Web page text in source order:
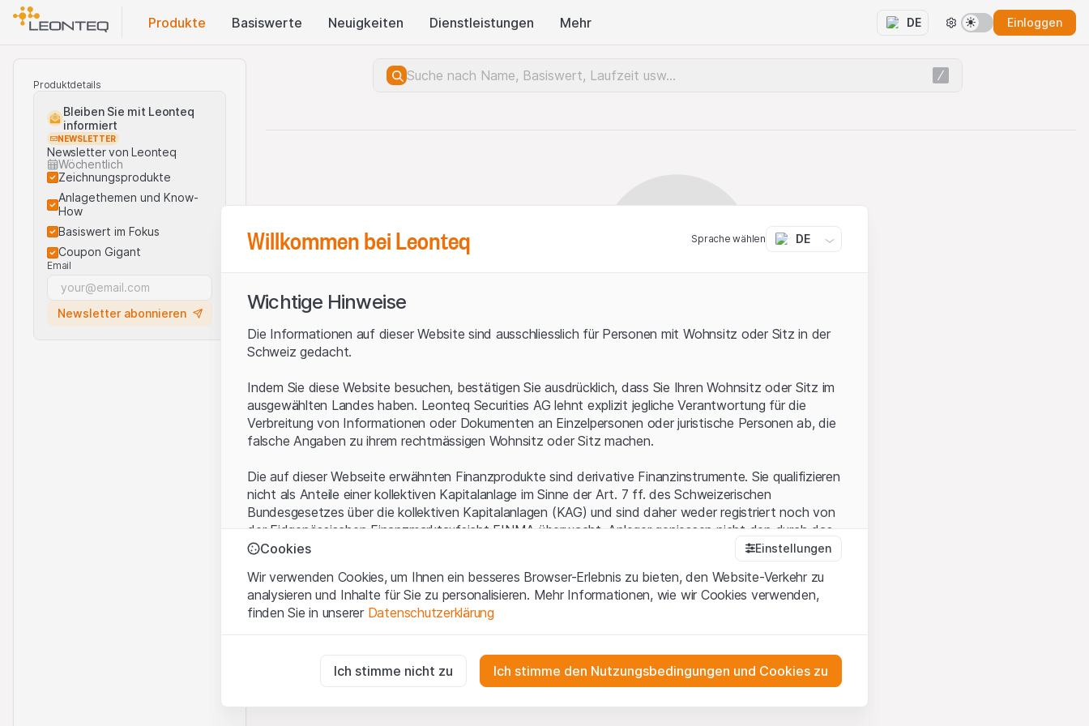
Produkte Basis​werte Neuigkeiten Dienstleistungen Mehr DE Einloggen
Produktdetails
Bleiben Sie mit Leonteq
informiert
NEWSLETTER
Newsletter von Leonteq
Wöchentlich
Zeichnungsprodukte
Anlagethemen und Know-
How
Basiswert im Fokus
Coupon Gigant
Email
Newsletter abonnieren
Willkommen bei Leonteq Sprache wählen DE
Wichtige Hinweise
Die Informationen auf dieser Website sind ausschliesslich für Personen mit Wohnsitz oder Sitz in der
Schweiz gedacht.
Indem Sie diese Website besuchen, bestätigen Sie ausdrücklich, dass Sie Ihren Wohnsitz oder Sitz im
ausgewählten Landes haben. Leonteq Securities AG lehnt explizit jegliche Verantwortung für die
Verbreitung von Informationen oder Dokumenten an Einzelpersonen oder juristische Personen ab, die
falsche Angaben zu ihrem rechtmässigen Wohnsitz oder Sitz machen.
Die auf dieser Webseite erwähnten Finanzprodukte sind derivative Finanzinstrumente. Sie qualifizieren
nicht als Anteile einer kollektiven Kapitalanlage im Sinne der Art. 7 ff. des Schweizerischen
Bundesgesetzes über die kollektiven Kapitalanlagen (KAG) und sind daher weder registriert noch von
der Eidgenössischen Finanzmarktaufsicht FINMA überwacht. Anleger geniessen nicht den durch das
KAG vermittelten spezifischen Anlegerschutz.
Anwendungsbedingungen und rechtliche Informationen
Mit dem Zugriff auf diese Website der Leonteq Securities AG (die "Website") erklären Sie, dass Sie die
rechtlichen Informationen und die wichtigen Hinweise und
Sämtliche Immaterialgüterrechte (wie z.B. Urheber¬, Design¬ und Markenrechte) an dem auf der
Cookies Einstellungen
Wir verwenden Cookies, um Ihnen ein besseres Browser-Erlebnis zu bieten, den Website-Verkehr zu
analysieren und Inhalte für Sie zu personalisieren. Mehr Informationen, wie wir Cookies verwenden,
finden Sie in unserer Datenschutzerklärung
Diese Cookies sind für die Website erforderlich und können nicht deaktiviert werden.
Ich stimme nicht zu Ich stimme den Nutzungsbedingungen und Cookies zu